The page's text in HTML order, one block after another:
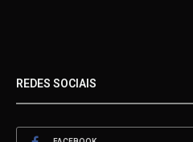
REDES SOCIAIS